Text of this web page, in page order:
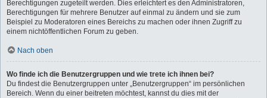
Berechtigungen zugeteilt werden. Dies erleichtert es den Administratoren,
Berechtigungen für mehrere Benutzer auf einmal zu ändern und sie zum
Beispiel zu Moderatoren eines Bereichs zu machen oder ihnen Zugriff zu
einem nichtöffentlichen Forum zu geben.
Nach oben
Wo finde ich die Benutzergruppen und wie trete ich ihnen bei?
Du findest die Benutzergruppen unter „Benutzergruppen“ im persönlichen
Bereich. Wenn du einer beitreten möchtest, kannst du dies mit der